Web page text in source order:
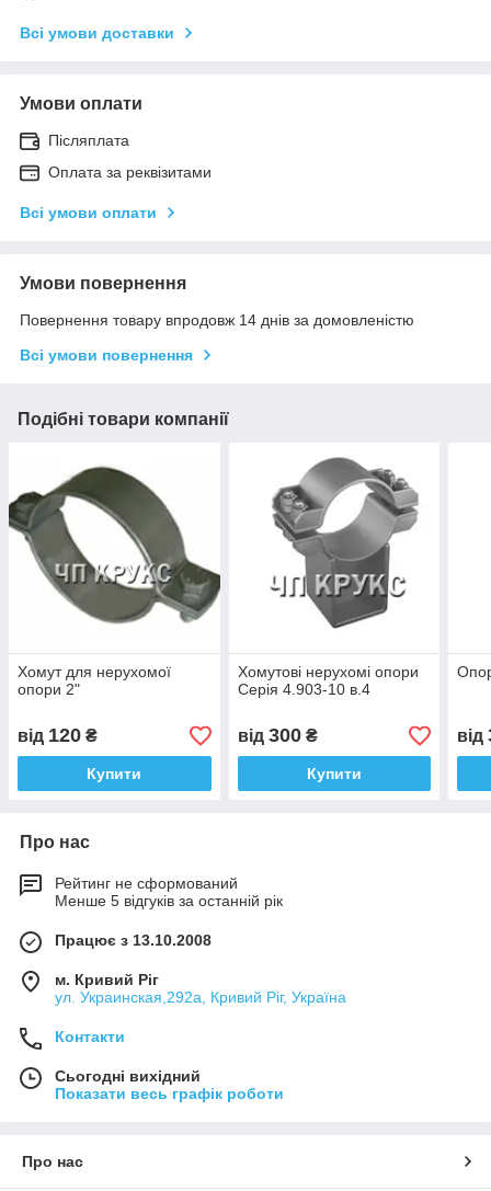
Всі умови доставки
Умови оплати
Післяплата
Оплата за реквізитами
Всі умови оплати
Умови повернення
Повернення товару впродовж 14 днів за домовленістю
Всі умови повернення
Подібні товари компанії
Хомут для нерухомої
опори 2"
від 120 ₴
Купити
Хомутові нерухомі опори
Серія 4.903-10 в.4
від 300₴
Купити
від
Про нас
Рейтинг не сформований
Менше 5 відгуків за останній рік
Працює з 13.10.2008
м. Кривий Ріг
ул. Украинская,292а, Кривий Ріг, Україна
Контакти
Сьогодні вихідний
Показати весь графік роботи
Про нас